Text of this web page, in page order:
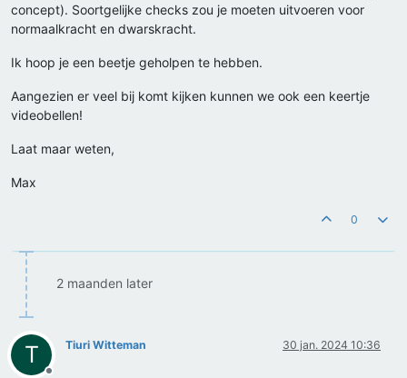
concept). Soortgelijke checks zou je moeten uitvoeren voor
normaalkracht en dwarskracht.
Ik hoop je een beetje geholpen te hebben.
Aangezien er veel bij komt kijken kunnen we ook een keertje
videobellen!
Laat maar weten,
Max
0
2 maanden later
T Tiuri Witteman 30 jan. 2024 10:36